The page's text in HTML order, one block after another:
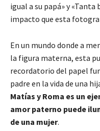
igual a su papá» y
impacto que esta
En un mundo donde a
la figura materna, esta
recordatorio del papel
padre en la vida de una
Matías y Roma es un
amor paterno puede
de una mujer.